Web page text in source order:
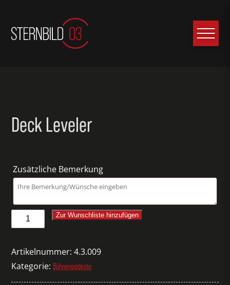
Deck Leveler
Zusätzliche Bemerkung
Deck
Leveler
Zur Wunschliste hinzufügen
Artikelnummer:4.3.009
Kategorie:Bühnenpodeste